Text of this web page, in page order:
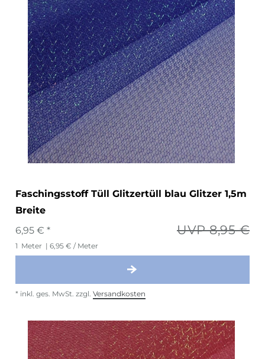
Faschingsstoff Tüll Glitzertüll blau Glitzer 1,5m
Breite
UVP 8,95 €
6,95 € *
1 Meter | 6,95 € / Meter
* inkl. ges. MwSt. zzgl. Versandkosten